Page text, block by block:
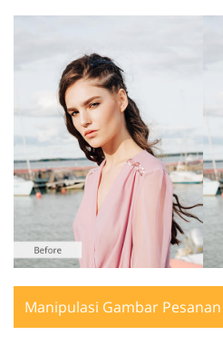
Manipulasi Gambar Pesanan